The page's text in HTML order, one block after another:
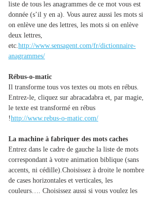
liste de tous les anagrammes de ce mot vous est
donnée (s’il y en a). Vous aurez aussi les mots si
on enlève une des lettres, les mots si on enlève
deux lettres,
etc.http://www.sensagent.com/fr/dictionnaire-
anagrammes/
Rébus-o-matic
Il transforme tous vos textes ou mots en rébus.
Entrez-le, cliquez sur abracadabra et, par magie,
le texte est transformé en rébus
!http://www.rebus-o-matic.com/
La machine à fabriquer des mots caches
Entrez dans le cadre de gauche la liste de mots
correspondant à votre animation biblique (sans
accents, ni cédille).Choisissez à droite le nombre
de cases horizontales et verticales, les
couleurs…. Choisissez aussi si vous voulez les